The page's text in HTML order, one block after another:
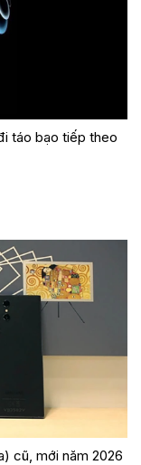
táo bạo tiếp theo
cũ, mới năm 2026